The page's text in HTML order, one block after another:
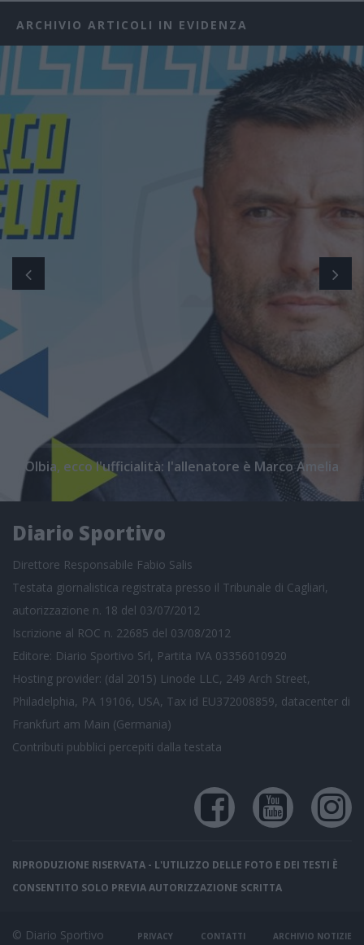
ARCHIVIO ARTICOLI IN EVIDENZA
Olbia, ecco l'ufficialità: l'allenatore è Marco Amelia
Diario Sportivo
Direttore Responsabile Fabio Salis
Testata giornalistica registrata presso il Tribunale di Cagliari,
autorizzazione n. 18 del 03/07/2012
Iscrizione al ROC n. 22685 del 03/08/2012
Editore: Diario Sportivo Srl, Partita IVA 03356010920
Hosting provider: (dal 2015) Linode LLC, 249 Arch Street,
Philadelphia, PA 19106, USA, Tax id EU372008859, datacenter di
Frankfurt am Main (Germania)
Contributi pubblici percepiti dalla testata
RIPRODUZIONE RISERVATA - L'UTILIZZO DELLE FOTO E DEI TESTI È
CONSENTITO SOLO PREVIA AUTORIZZAZIONE SCRITTA
© Diario Sportivo PRIVACY CONTATTI ARCHIVIO NOTIZIE